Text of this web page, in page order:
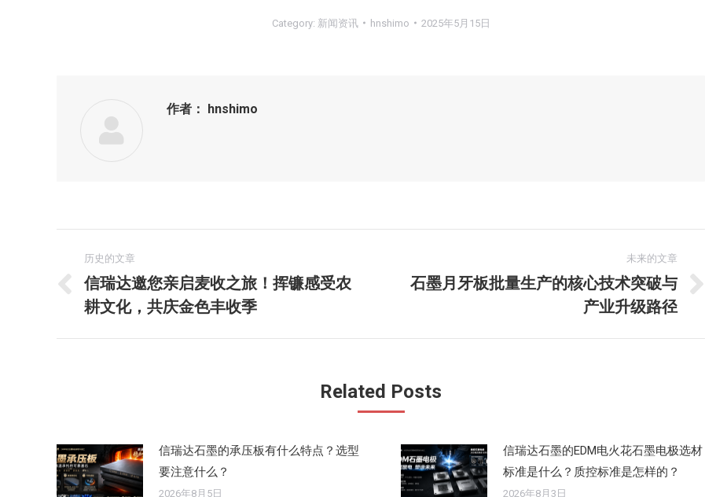
Category: 新闻资讯 hnshimo 2025年5月15日
作者： hnshimo
章
航
历史的文章
历
史
的
信瑞达邀您亲启麦收之旅！挥镰感受农
耕文化，共庆金色丰收季
未来的文章
未
的
石墨月牙板批量生产的核心技术突破与
产业升级路径
Related Posts
信瑞达石墨的承压板有什么特点？选型
要注意什么？
2026年8月5日
信瑞达石墨的EDM电火花石墨电极选材
标准是什么？质控标准是怎样的？
2026年8月3日